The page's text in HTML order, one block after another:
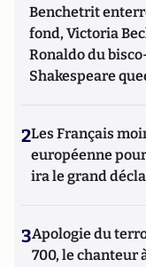
Benchetrit
fond, Victoria
Ronaldo du
Shakespeare
2Les Français
européenne
ira le grand
3Apologie du
700, le chanteur